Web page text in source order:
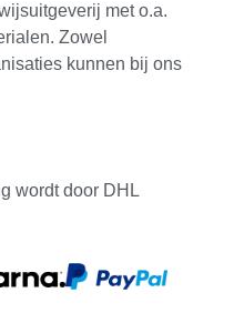
met o.a.
Zowel
kunnen bij ons
wordt door DHL